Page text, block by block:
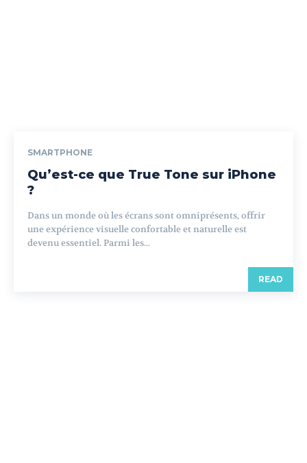
SMARTPHONE
Qu’est-ce que True Tone sur iPhone
?
Dans un monde où les écrans sont omniprésents, offrir
une expérience visuelle confortable et naturelle est
devenu essentiel. Parmi les...
READ